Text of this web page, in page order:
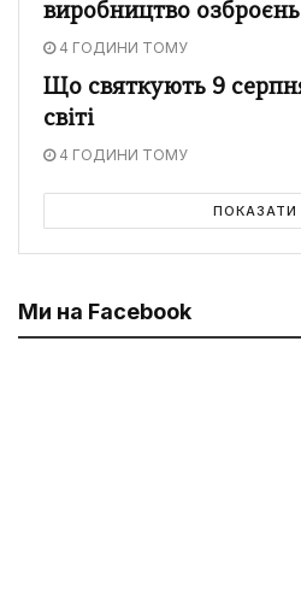
виробництво
4 ГОДИНИ ТОМУ
Що святкують 9
світі
4 ГОДИНИ ТОМУ
ПОКАЗАТИ
Ми на Facebook